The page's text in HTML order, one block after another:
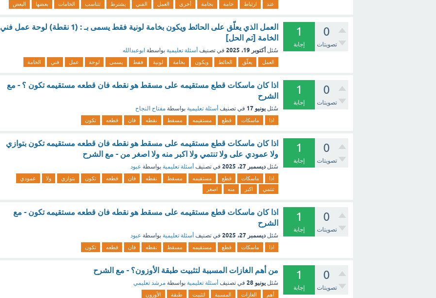
عند ارتباط خامة بخامة أخرى العمل الفني يشترط تتناسب الخامات بعضها البعض
0
تصويتات
1
إجابة
العمل الذي يعلّق على الحائط ويكون بخامة لونية فقط يسمى بـ : (1 نقطة) لوحة عمل فني
الخامة [تم الحل]
سُئل أكتوبر 19، 2025 في تصنيف أسئلة تعليمية بواسطة ابوعبدالله
العمل يعلّق الحائط ويكون بخامة لونية فقط يسمى لوحة عمل فني الخامة
0
تصويتات
1
إجابة
اذا كان ماسكات قطع مستقيمه على مسقط هو نقطه فان قطعه مستقيمه تكون ؟ - مع
الشرح
سُئل يونيو 17 في تصنيف أسئلة تعليمية بواسطة مفتاح النجاح
اذا ماسكات قطع مستقيمه مسقط نقطه فان قطعه تكون
0
تصويتات
1
إجابة
اذا كان ماسكات قطع مستقيمه على مسقط هو نقطه فان قطعه مستقيمه تكون بتوازي
ولا عمودي على ولا تنتمي ولا اكبر منه ولا اصغر من - مع الشرح
سُئل ديسمبر 27، 2025 في تصنيف أسئلة تعليمية بواسطة عبود
اذا ماسكات قطع مستقيمه مسقط نقطه فان قطعه تكون بتوازي ولا
عمودي
تنتمي
اكبر منه اصغر
0
تصويتات
1
إجابة
اذا كان ماسكات قطع مستقيمه على مسقط هو نقطه فان قطعه مستقيمه تكون - مع
الشرح
سُئل ديسمبر 27، 2025 في تصنيف أسئلة تعليمية بواسطة عبود
اذا ماسكات قطع مستقيمه مسقط نقطه فان قطعه تكون
0
تصويتات
1
إجابة
من أهم الغازات المسببة لتثبيت طبقة الأوزون؟ - مع الشرح
سُئل يونيو 28 في تصنيف أسئلة تعليمية بواسطة مرشد تعليمي
أهم الغازات المسببة لتثبيت طبقة الأوزون